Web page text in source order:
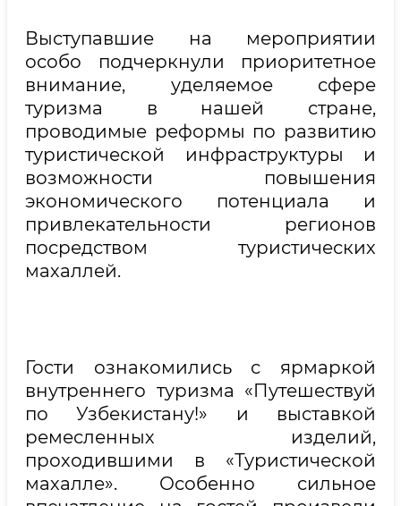
Выступавшие на мероприятии
особо подчеркнули приоритетное
внимание, уделяемое сфере
туризма в нашей стране,
проводимые реформы по развитию
туристической инфраструктуры и
возможности повышения
экономического потенциала и
привлекательности регионов
посредством туристических
махаллей.
Гости ознакомились с ярмаркой
внутреннего туризма «Путешествуй
по Узбекистану!» и выставкой
ремесленных изделий,
проходившими в «Туристической
махалле». Особенно сильное